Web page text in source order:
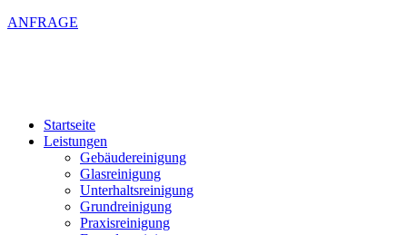
ANFRAGE
Startseite
Leistungen
Gebäudereinigung
Glasreinigung
Unterhaltsreinigung
Grundreinigung
Praxisreinigung